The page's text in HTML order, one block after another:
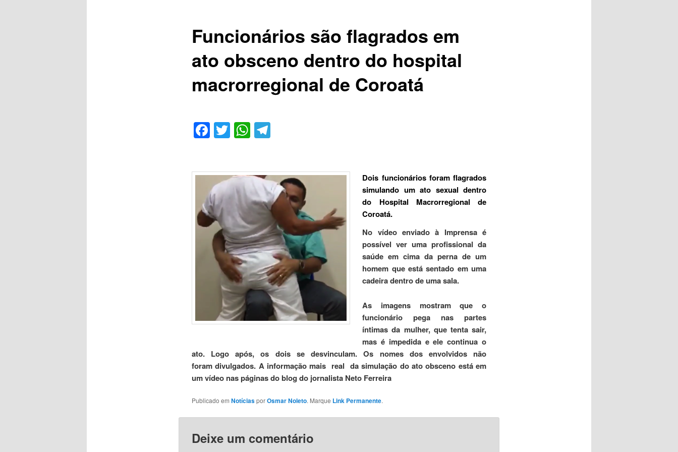
Funcionários são flagrados em
ato obsceno dentro do hospital
macrorregional de Coroatá
Facebook
TwitterWhatsApp
Telegram
Dois funcionários foram flagrados
simulando um ato sexual dentro
do Hospital Macrorregional de
Coroatá.
No vídeo enviado à Imprensa é
possível ver uma profissional da
saúde em cima da perna de um
homem que está sentado em uma
cadeira dentro de uma sala.
As imagens mostram que o
funcionário pega nas partes
íntimas da mulher, que tenta sair,
mas é impedida e ele continua o
ato. Logo após, os dois se desvinculam. Os nomes dos envolvidos não
foramdivulgados. A informação mais real da simulação do ato obsceno está em
um vídeo nas páginas do blog do jornalista Neto Ferreira
Publicado em NotíciasporOsmar Noleto. Marque Link Permanente.
Deixe um comentário